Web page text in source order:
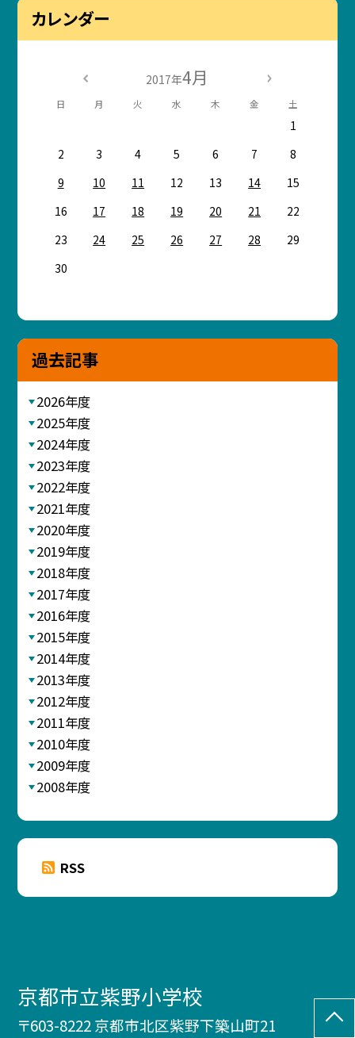
カレンダー
2017年4月
日 月 火 水 木 金 土
1
2
3 4 5 6 7
8
9
10 11 12 13 14
15
16
17 18 19 20 21
22
23
24 25 26 27 28
29
30
過去記事
2026年度
2025年度
2024年度
2023年度
2022年度
2021年度
2020年度
2019年度
2018年度
2017年度
2016年度
2015年度
2014年度
2013年度
2012年度
2011年度
2010年度
2009年度
2008年度
RSS
京都市立紫野小学校
〒603-8222 京都市北区紫野下築山町21